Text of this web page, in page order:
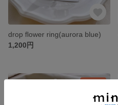
drop flower ring(aurora blue)
1,200円